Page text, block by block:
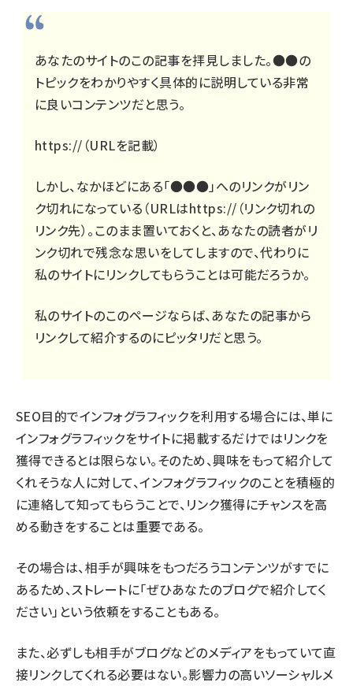
あなたのサイトのこの記事を拝見しました。●●の
トピックをわかりやすく具体的に説明している非常
に良いコンテンツだと思う。
https://（URLを記載）
しかし、なかほどにある「●●●」へのリンクがリン
ク切れになっている（URLはhttps://（リンク切れの
リンク先）。このまま置いておくと、あなたの読者がリ
ンク切れで残念な思いをしてしますので、代わりに
私のサイトにリンクしてもらうことは可能だろうか。
私のサイトのこのページならば、あなたの記事から
リンクして紹介するのにピッタリだと思う。
SEO目的でインフォグラフィックを利用する場合には、単に
インフォグラフィックをサイトに掲載するだけではリンクを
獲得できるとは限らない。そのため、興味をもって紹介して
くれそうな人に対して、インフォグラフィックのことを積極的
に連絡して知ってもらうことで、リンク獲得にチャンスを高
める動きをすることは重要である。
その場合は、相手が興味をもつだろうコンテンツがすでに
あるため、ストレートに「ぜひあなたのブログで紹介してく
ださい」という依頼をすることもある。
また、必ずしも相手がブログなどのメディアをもっていて直
接リンクしてくれる必要はない。影響力の高いソーシャルメ